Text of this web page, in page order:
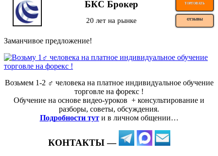
БКС Брокер ТОРГОВАТЬ
20 лет на рынке ОТЗЫВЫ
Заманчивое предложение!
Возьмем 1-2 ‍♂️ человека на платное индивидуальное обучение
торговле на форекс !
Обучение на основе видео-уроков ️ + консультирование и
разборы, советы, обсуждения.
Подробности тут и в личном общении…
КОНТАКТЫ —